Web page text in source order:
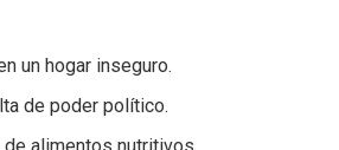
un hogar inseguro.
de poder político.
alimentos nutritivos.